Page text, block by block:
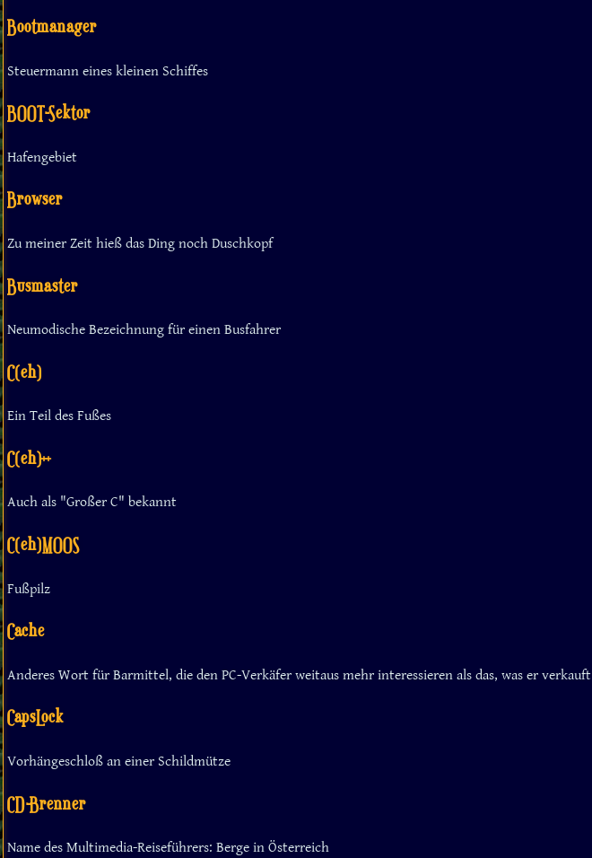
Bootmanager
Steuermann eines kleinen Schiffes
BOOT-Sektor
Hafengebiet
Browser
Zu meiner Zeit hieß das Ding noch Duschkopf
Busmaster
Neumodische Bezeichnung für einen Busfahrer
C(eh)
Ein Teil des Fußes
C(eh)++
Auch als "Großer C" bekannt
C(eh)MOOS
Fußpilz
Cache
Anderes Wort für Barmittel, die den PC-Verkäfer weitaus mehr interessieren als das, was er verkauft
CapsLock
Vorhängeschloß an einer Schildmütze
CD-Brenner
Name des Multimedia-Reiseführers: Berge in Österreich